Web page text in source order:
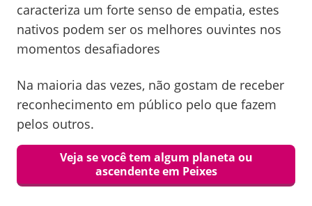
caracteriza um forte senso de empatia, estes
nativos podem ser os melhores ouvintes nos
momentos desafiadores
Na maioria das vezes, não gostam de receber
reconhecimento em público pelo que fazem
pelos outros.
Veja se você tem algum planeta ou
ascendente em Peixes